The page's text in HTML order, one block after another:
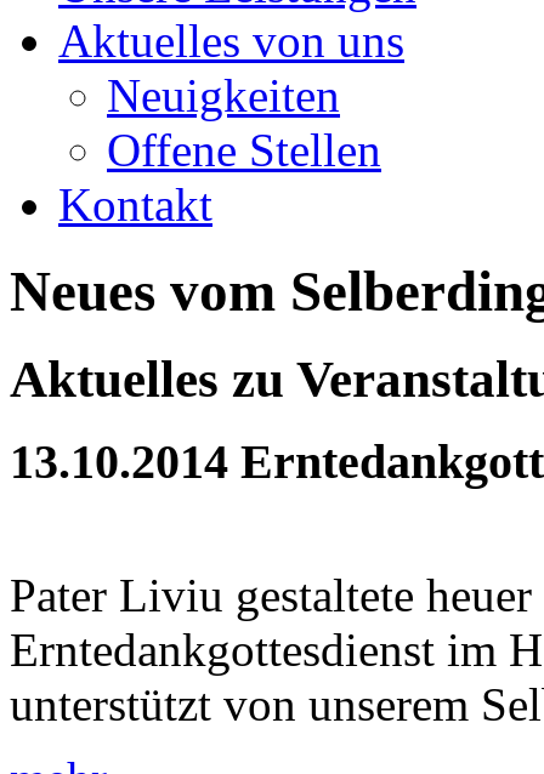
Aktuelles von uns
Neuigkeiten
Offene Stellen
Kontakt
Neues vom
Aktuelles zu
13.10.2014
Pater Liviu gestaltete
Erntedankgottesdienst im
unterstützt von unserem